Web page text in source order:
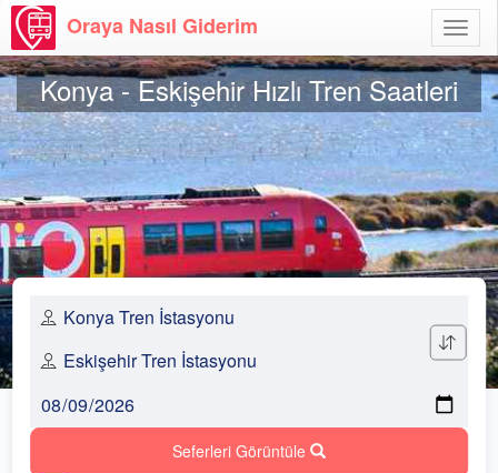
Aç
Oraya Nasıl Giderim
Konya - Eskişehir Hızlı Tren Saatleri
Seferleri Görüntüle